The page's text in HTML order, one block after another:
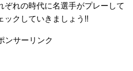
ぞれの時代に名選手がプレーして
ックしていきましょう!!
ンサーリンク